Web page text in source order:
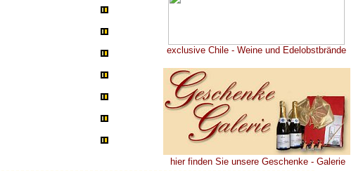
exclusive Chile - Weine und Edelobstbrände
hier finden Sie unsere Geschenke - Galerie